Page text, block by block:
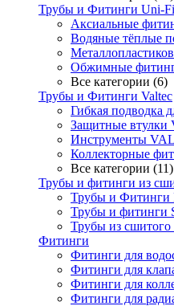
Трубы и Фитинги Uni-
Аксиальные
Водяные тёплые
Обжимные
Все категории (6)
Трубы и Фитинги Valtec
Гибкая подводка
Защитные втулки
Инструменты
Коллекторные
Все категории (11)
Трубы и фитинги из
Трубы и Фитинги
Трубы и фитинги
Трубы из
Фитинги
Фитинги для
Фитинги для
Фитинги для
Фитинги для